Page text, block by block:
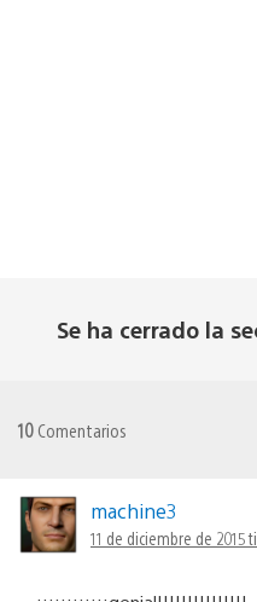
Se ha cerrado la
10 Comentarios
machine3
11 de diciembre de